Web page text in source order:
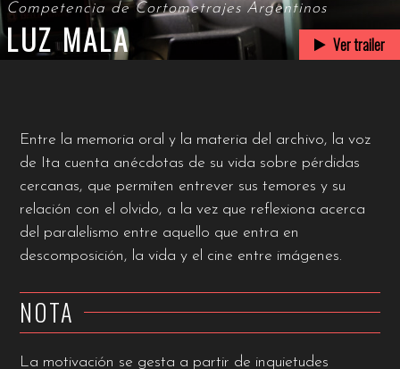
Competencia de Cortometrajes Argentinos
LUZ MALA Ver trailer
Entre la memoria oral y la materia del archivo, la voz
de Ita cuenta anécdotas de su vida sobre pérdidas
cercanas, que permiten entrever sus temores y su
relación con el olvido, a la vez que reflexiona acerca
del paralelismo entre aquello que entra en
descomposición, la vida y el cine entre imágenes.
NOTA
La motivación se gesta a partir de inquietudes